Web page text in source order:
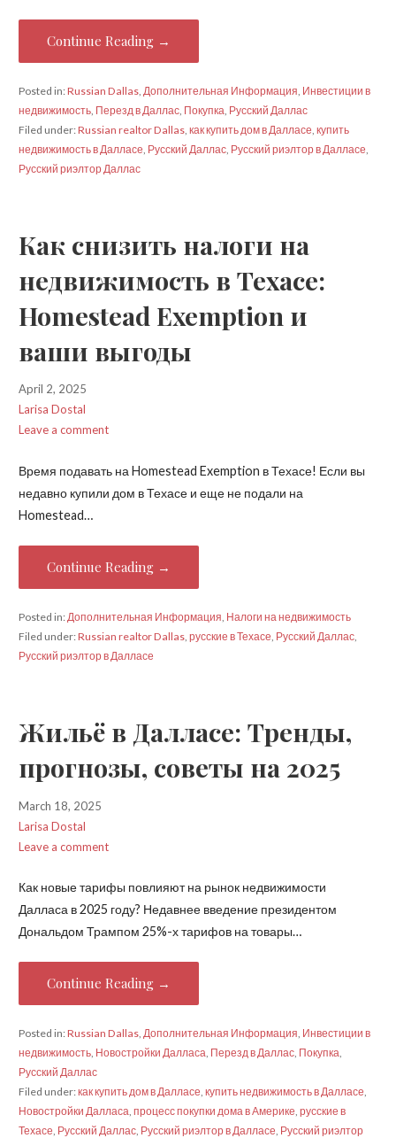
Continue Reading →
Posted in:Russian Dallas, Дополнительная Информация, Инвестиции в
недвижимость, Перезд в Даллас, Покупка, Русский Даллас
Filed under:Russian realtor Dallas, как купить дом в Далласе, купить
недвижимость в Далласе, Русский Даллас, Русский риэлтор в Далласе,
Русский риэлтор Даллас
Как снизить налоги на
недвижимость в Техасе:
Homestead Exemption и
ваши выгоды
April 2, 2025
Larisa Dostal
Leave a comment
Время подавать на Homestead Exemption в Техасе! Если вы
недавно купили дом в Техасе и еще не подали на
Homestead…
Continue Reading →
Posted in:Дополнительная Информация, Налоги на недвижимость
Filed under:Russian realtor Dallas, русские в Техасе, Русский Даллас,
Русский риэлтор в Далласе
Жильё в Далласе: Тренды,
прогнозы, советы на 2025
March 18, 2025
Larisa Dostal
Leave a comment
Как новые тарифы повлияют на рынок недвижимости
Далласа в 2025 году? Недавнее введение президентом
Дональдом Трампом 25%-х тарифов на товары…
Continue Reading →
Posted in:Russian Dallas, Дополнительная Информация, Инвестиции в
недвижимость, Новостройки Далласа, Перезд в Даллас, Покупка,
Русский Даллас
Filed under:как купить дом в Далласе, купить недвижимость в Далласе,
Новостройки Далласа, процесс покупки дома в Америке, русские в
Техасе, Русский Даллас, Русский риэлтор в Далласе, Русский риэлтор